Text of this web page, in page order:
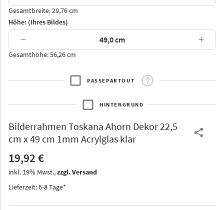
Arran Luzern
Thurgau
Iowa
Gesamtbreite: 29,76 cm
Höhe: (Ihres Bildes)
− +
Gesamthöhe: 56,26 cm
PASSEPARTOUT
HINTERGRUND
Bilderrahmen Toskana Ahorn Dekor 22,5
cm x 49 cm 1mm Acrylglas klar
19,92 €
inkl. 19% Mwst.,zzgl. Versand
Lieferzeit: 6-8 Tage*